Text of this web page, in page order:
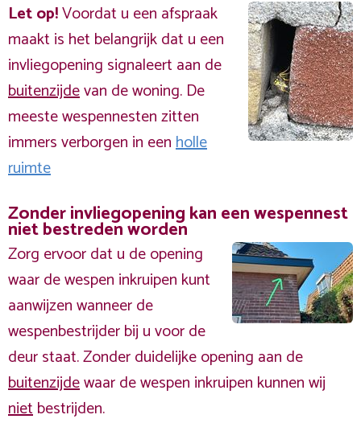
Let op!Voordat u een afspraak
maakt is het belangrijk dat u een
invliegopening signaleert aan de
buitenzijdevan de woning. De
meeste wespennesten zitten
immers verborgen in eenholle
ruimte
Zonder invliegopening kan een wespennest
niet bestreden worden
Zorg ervoor dat u de opening
waar de wespen inkruipen kunt
aanwijzen wanneer de
wespenbestrijder bij u voor de
deur staat. Zonder duidelijke opening aan de
buitenzijdewaar de wespen inkruipen kunnen wij
nietbestrijden.